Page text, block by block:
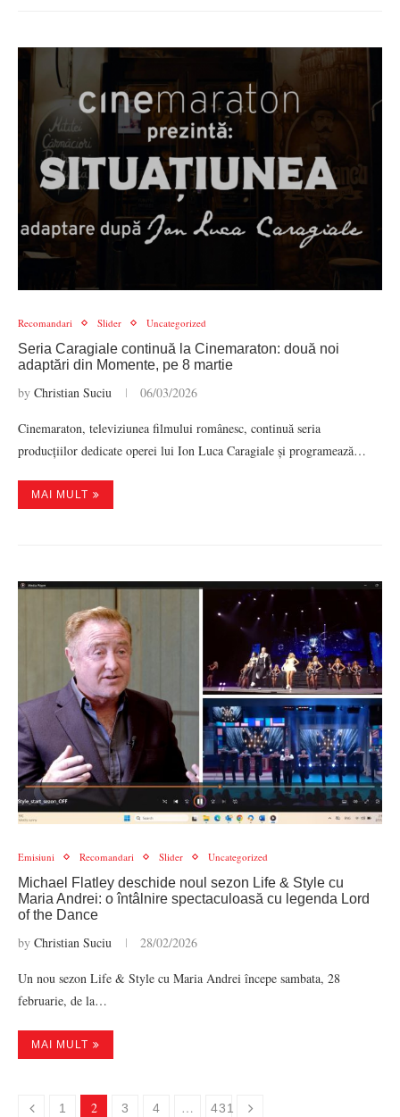
Recomandari Slider Uncategorized
Seria Caragiale continuă la Cinemaraton: două noi
adaptări din Momente, pe 8 martie
by Christian Suciu 06/03/2026
Cinemaraton, televiziunea filmului românesc, continuă seria
producțiilor dedicate operei lui Ion Luca Caragiale și programează…
MAI MULT
Emisiuni Recomandari Slider Uncategorized
Michael Flatley deschide noul sezon Life & Style cu
Maria Andrei: o întâlnire spectaculoasă cu legenda Lord
of the Dance
by Christian Suciu 28/02/2026
Un nou sezon Life & Style cu Maria Andrei începe sambata, 28
februarie, de la…
MAI MULT
1 2 3 4 … 431